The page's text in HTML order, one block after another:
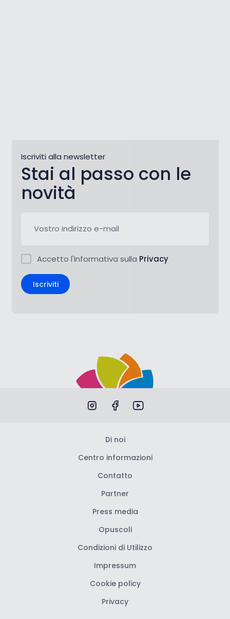
Iscriviti alla newsletter
Stai al passo con le
novità
Accetto l'Informativa sulla Privacy
Iscriviti
Di noi
Centro informazioni
Contatto
Partner
Press media
Opuscoli
Condizioni di Utilizzo
Impressum
Cookie policy
Privacy